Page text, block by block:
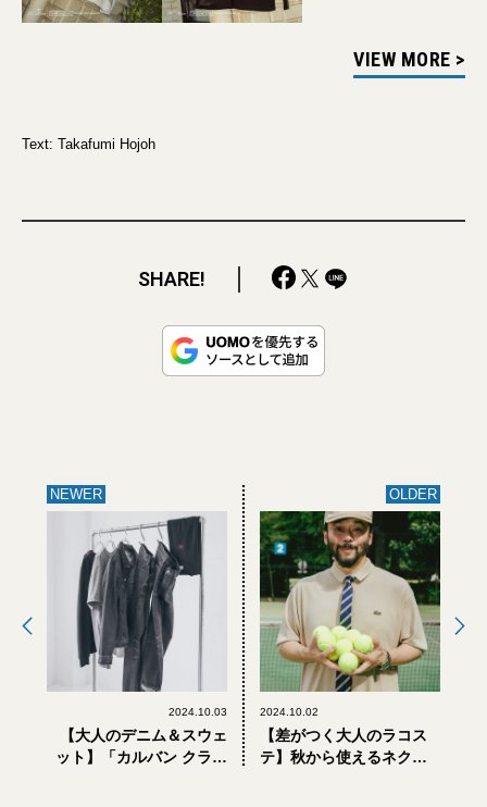
VIEW MORE >
Text: Takafumi Hojoh
SHARE!
NEWER
2024.10.03
【大人のデニム＆スウェ
ット】「カルバン クライ
OLDER
2024.10.02
【差がつく大人のラコス
テ】秋から使えるネクタ